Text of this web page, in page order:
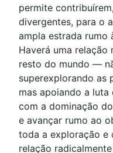
permite
divergentes, para o
ampla estrada rumo
Haverá uma
resto do mundo —
superexplorando as
mas apoiando a
com a dominação
e avançar rumo ao
toda a exploração e
relação